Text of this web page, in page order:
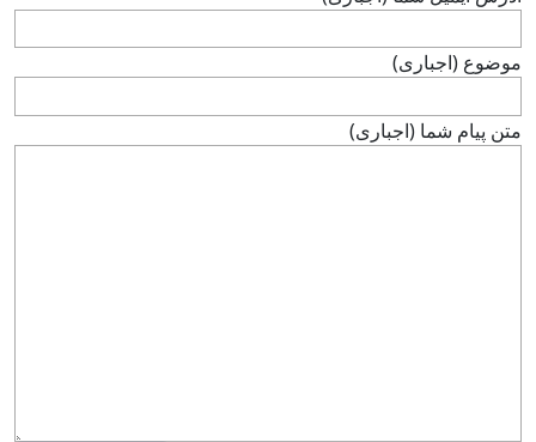
موضوع (اجباری)
متن پيام شما (اجباری)